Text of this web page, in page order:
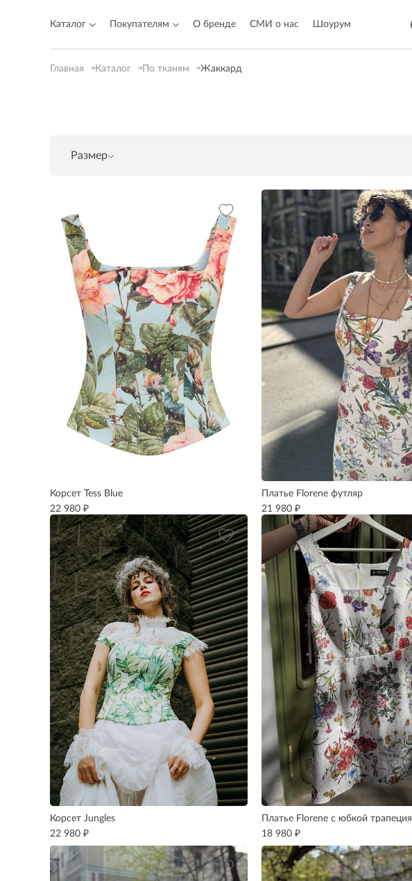
Каталог Покупателям О бренде СМИ о нас Шоурум
Главная Каталог По тканям Жаккард
Размер
Корсет Tess Blue
22 980 ₽
Платье Florene футляр
21 980 ₽
Корсет Jungles
22 980 ₽
Платье Florene с юбкой трапеция
18 980 ₽